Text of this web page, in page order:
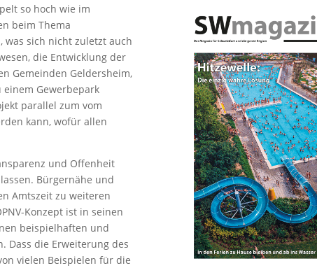
so hoch wie im
beim Thema
was sich nicht zuletzt auch
die Entwicklung der
Gemeinden Geldersheim,
Gewerbepark
parallel zum vom
kann, wofür allen
und Offenheit
Bürgernähe und
Amtszeit zu weiteren
Konzept ist in seinen
beispielhaften und
Dass die Erweiterung des
vielen Beispielen für die